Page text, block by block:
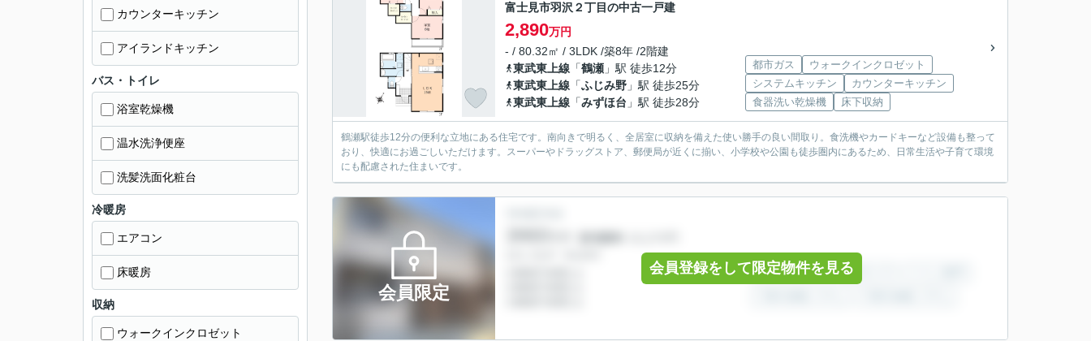
富士見市羽沢２丁目の中古一戸建
2,890万円
- / 80.32㎡ / 3LDK /築8年 /2階建
東武東上線 「鶴瀬 」駅 徒歩12分
東武東上線 「ふじみ野 」駅 徒歩25分
東武東上線 「みずほ台 」駅 徒歩28分
都市ガス
ウォークインクロゼット
システムキッチン
カウンターキッチン
食器洗い乾燥機
床下収納
鶴瀬駅徒歩12分の便利な立地にある住宅です。南向きで明るく、全居室に収納を備えた使い勝手の良い間取り。食洗機やカードキーなど設備も整って
おり、快適にお過ごしいただけます。スーパーやドラッグストア、郵便局が近くに揃い、小学校や公園も徒歩圏内にあるため、日常生活や子育て環境
にも配慮された住まいです。
会員限定
会員登録をして限定物件を見る
カウンターキッチン
アイランドキッチン
バス・トイレ
浴室乾燥機
温水洗浄便座
洗髪洗面化粧台
冷暖房
エアコン
床暖房
収納
ウォークインクロゼット